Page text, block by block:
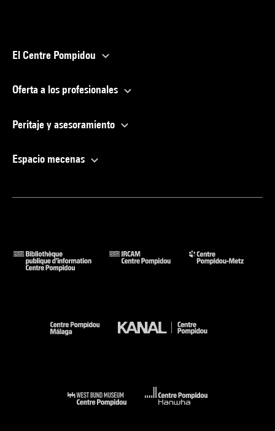
El Centre Pompidou
Oferta a los profesionales
Peritaje y asesoramiento
Espacio mecenas